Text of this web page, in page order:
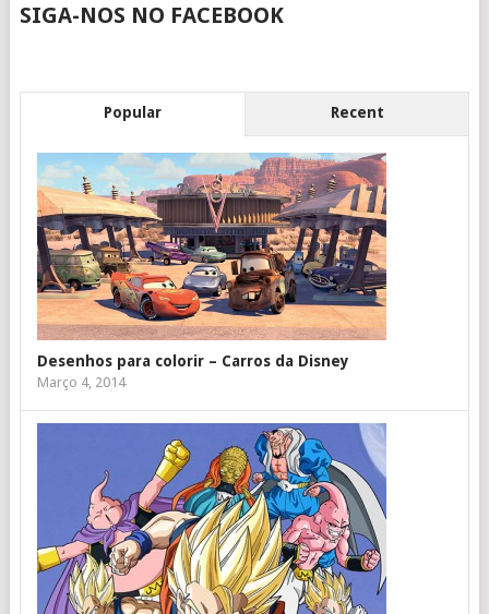
SIGA-NOS NO FACEBOOK
Popular Recent
Desenhos para colorir – Carros da Disney
Março 4, 2014